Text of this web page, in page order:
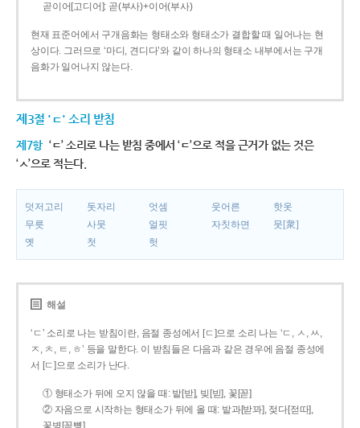
곧이어[고디어]: 곧(부사)+이어(부사)
현재 표준어에서 구개음화는 형태소와 형태소가 결합할 때 일어나는 현
상이다. 그러므로 ‘마디, 견디다’와 같이 하나의 형태소 내부에서는 구개
음화가 일어나지 않는다.
제3절 'ㄷ' 소리 받침
제7항 ‘ㄷ’ 소리로 나는 받침 중에서 ‘ㄷ’으로 적을 근거가 없는 것은
‘ㅅ’으로 적는다.
덧저고리 돗자리 엇셈 웃어른
핫옷
무릇
사뭇 얼핏 자칫하면
뭇[衆]
옛
첫 헛
해설
‘ㄷ’ 소리로 나는 받침이란, 음절 종성에서 [ㄷ]으로 소리 나는 ‘ㄷ, ㅅ, ㅆ,
ㅈ, ㅊ, ㅌ, ㅎ’ 등을 말한다. 이 받침들은 다음과 같은 경우에 음절 종성에
서 [ㄷ]으로 소리가 난다.
① 형태소가 뒤에 오지 않을 때: 밭[받], 빚[빋], 꽃[꼳]
② 자음으로 시작하는 형태소가 뒤에 올 때: 밭과[받꽈], 젖다[젇따],
꽃병[꼳뼝]